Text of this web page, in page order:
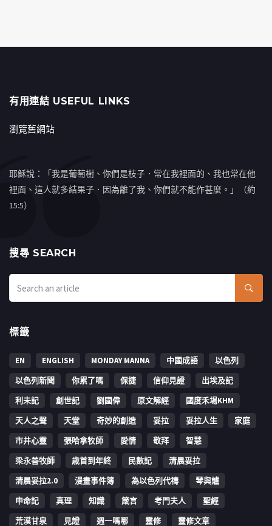
有用連結 USEFUL LINKS
瀏覽舊網站
耶穌說：「我是葡萄樹、你們是枝子．常在我裡面的、我也常在他
裡面、這人就多結果子．因為離了我、你們就不能作甚麼。」（約
15:5）
搜㝷 SEARCH
標籤
EN ENGLISH MONDAY MANNA 中國成語
以色列
以色列新聞
你累了嗎 保捷 信仰見證
出埃及記
利未記
創世記 劉國偉 原文解經
國度禾場KHM
天人之聲
天堂 奇妙的創造 妥拉 妥拉人生
家庭
市井心靈
張哈拿牧師 愛情 敬拜
智慧
梁永善牧師
歳首到年終 民數記
清晨妥拉
清晨妥拉2.0
漫畫事件簿 為以色列代禱
琴與爐
申命記
真理 知識 箴言 考門夫人
聖經
荒漠甘泉
見證 週一嗎哪 靈修 靈修文章